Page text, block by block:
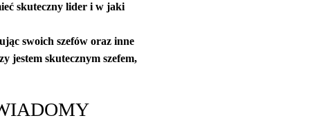
skuteczny lider i w jaki
swoich szefów oraz inne
jestem skutecznym szefem,